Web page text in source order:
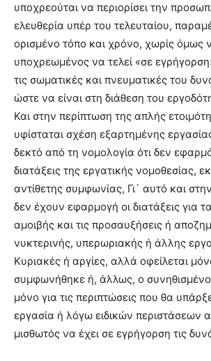
υποχρεούται να περιορίσει την
ελευθερία υπέρ του τελευταίου,
ορισμένο τόπο και χρόνο, χωρίς όμως
υποχρεωμένος να τελεί «σε
τις σωματικές και πνευματικές του
ώστε να είναι στη διάθεση του
Και στην περίπτωση της απλής
υφίσταται σχέση εξαρτημένης
δεκτό από τη νομολογία ότι δεν
διατάξεις της εργατικής νομοθεσίας,
αντίθετης συμφωνίας, Γι` αυτό και
δεν έχουν εφαρμογή οι διατάξεις για
αμοιβής και τις προσαυξήσεις ή
νυκτερινής, υπερωριακής ή άλλης
Κυριακές ή αργίες, αλλά οφείλεται
συμφωνήθηκε ή, άλλως, ο
μόνο για τις περιπτώσεις που θα
εργασία ή λόγω ειδικών περιστάσεων
μισθωτός να έχει σε εγρήγορση τις